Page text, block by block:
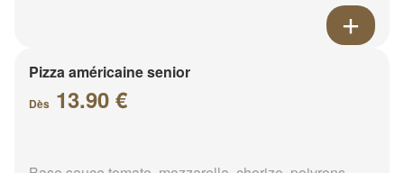
Pizza américaine senior
Dès 13.90 €